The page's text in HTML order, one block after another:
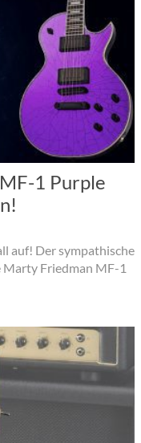
1 Purple
auf! Der sympathische
Friedman MF-1